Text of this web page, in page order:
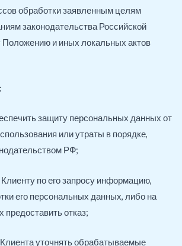
обработки заявленным целям
законодательства Российской
и иных локальных актов
защиту персональных данных от
или утраты в порядке,
РФ;
по его запросу информацию,
его персональных данных, либо на
предоставить отказ;
уточнять обрабатываемые